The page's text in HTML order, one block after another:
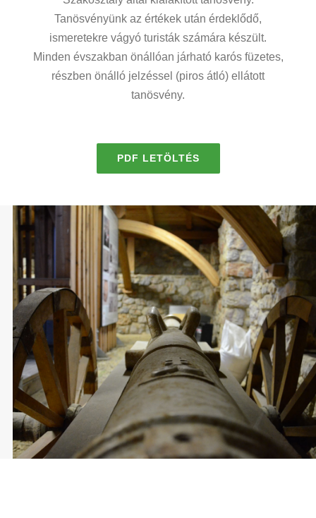
Tanösvényünk az értékek után érdeklődő,
ismeretekre vágyó turisták számára készült.
Minden évszakban önállóan járható karós füzetes,
részben önálló jelzéssel (piros átló) ellátott
tanösvény.
PDF LETÖLTÉS